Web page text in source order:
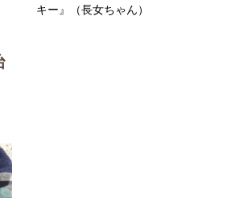
キー』（長女ちゃん）